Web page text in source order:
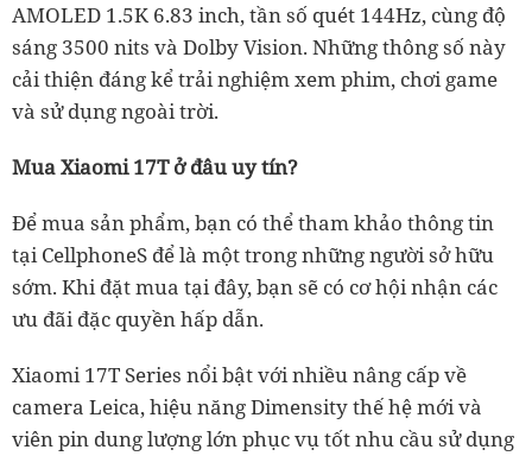
AMOLED 1.5K 6.83 inch, tần số quét 144Hz, cùng độ
sáng 3500 nits và Dolby Vision. Những thông số này
cải thiện đáng kể trải nghiệm xem phim, chơi game
và sử dụng ngoài trời.
Mua Xiaomi 17T ở đâu uy tín?
Để mua sản phẩm, bạn có thể tham khảo thông tin
tại CellphoneS để là một trong những người sở hữu
sớm. Khi đặt mua tại đây, bạn sẽ có cơ hội nhận các
ưu đãi đặc quyền hấp dẫn.
Xiaomi 17T Series nổi bật với nhiều nâng cấp về
camera Leica, hiệu năng Dimensity thế hệ mới và
viên pin dung lượng lớn phục vụ tốt nhu cầu sử dụng